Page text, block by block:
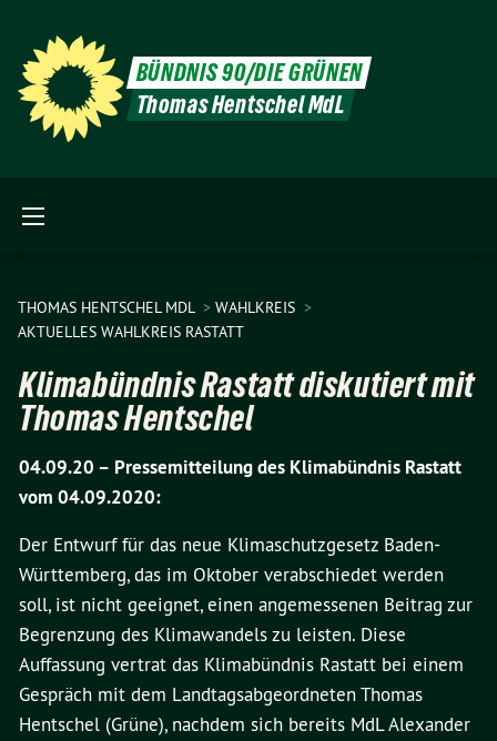
BÜNDNIS 90/DIE GRÜNEN
Thomas Hentschel MdL
THOMAS HENTSCHEL MDL
WAHLKREIS
AKTUELLES WAHLKREIS RASTATT
Klimabündnis Rastatt diskutiert mit
Thomas Hentschel
04.09.20 – Pressemitteilung des Klimabündnis Rastatt
vom 04.09.2020:
Der Entwurf für das neue Klimaschutzgesetz Baden-
Württemberg, das im Oktober verabschiedet werden
soll, ist nicht geeignet, einen angemessenen Beitrag zur
Begrenzung des Klimawandels zu leisten. Diese
Auffassung vertrat das Klimabündnis Rastatt bei einem
Gespräch mit dem Landtagsabgeordneten Thomas
Hentschel (Grüne), nachdem sich bereits MdL Alexander